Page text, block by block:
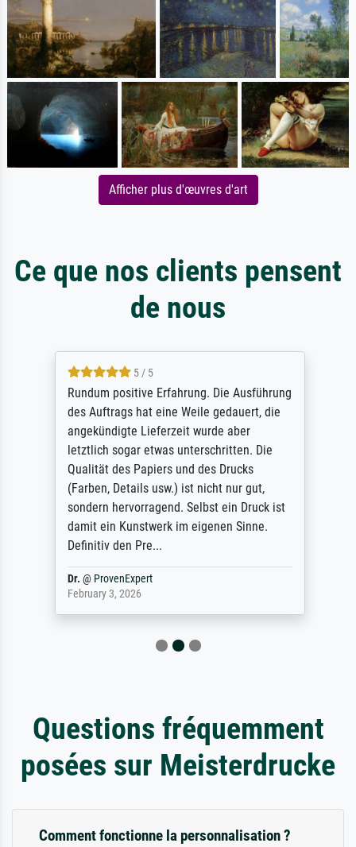
Afficher plus d'œuvres d'art
Ce que nos clients pensent
de nous
5 / 5
Rundum positive Erfahrung. Die Ausführung
des Auftrags hat eine Weile gedauert, die
angekündigte Lieferzeit wurde aber
letztlich sogar etwas unterschritten. Die
Qualität des Papiers und des Drucks
(Farben, Details usw.) ist nicht nur gut,
sondern hervorragend. Selbst ein Druck ist
damit ein Kunstwerk im eigenen Sinne.
Definitiv den Pre...
Dr.@ ProvenExpert
February 3, 2026
Questions fréquemment
posées sur Meisterdrucke
Comment fonctionne la personnalisation ?